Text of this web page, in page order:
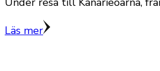
Läs mer